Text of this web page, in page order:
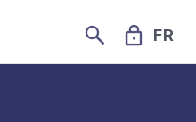
SEARCH LOCK FR